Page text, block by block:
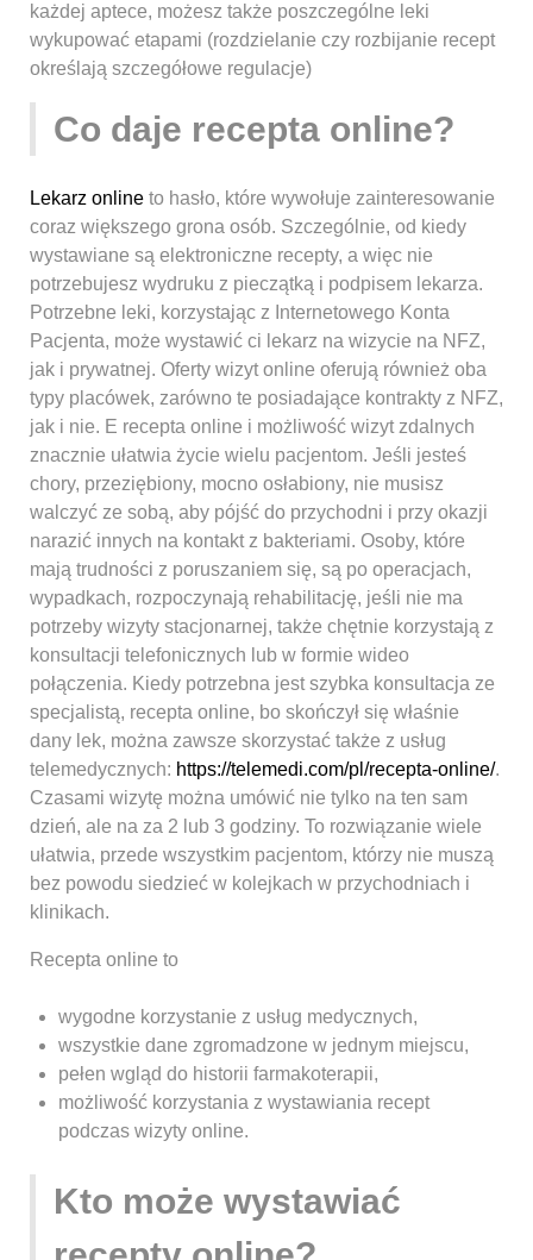
każdej aptece, możesz także poszczególne leki
wykupować etapami (rozdzielanie czy rozbijanie recept
określają szczegółowe regulacje)
Co daje recepta online?
Lekarz online to hasło, które wywołuje zainteresowanie
coraz większego grona osób. Szczególnie, od kiedy
wystawiane są elektroniczne recepty, a więc nie
potrzebujesz wydruku z pieczątką i podpisem lekarza.
Potrzebne leki, korzystając z Internetowego Konta
Pacjenta, może wystawić ci lekarz na wizycie na NFZ,
jak i prywatnej. Oferty wizyt online oferują również oba
typy placówek, zarówno te posiadające kontrakty z NFZ,
jak i nie. E recepta online i możliwość wizyt zdalnych
znacznie ułatwia życie wielu pacjentom. Jeśli jesteś
chory, przeziębiony, mocno osłabiony, nie musisz
walczyć ze sobą, aby pójść do przychodni i przy okazji
narazić innych na kontakt z bakteriami. Osoby, które
mają trudności z poruszaniem się, są po operacjach,
wypadkach, rozpoczynają rehabilitację, jeśli nie ma
potrzeby wizyty stacjonarnej, także chętnie korzystają z
konsultacji telefonicznych lub w formie wideo
połączenia. Kiedy potrzebna jest szybka konsultacja ze
specjalistą, recepta online, bo skończył się właśnie
dany lek, można zawsze skorzystać także z usług
telemedycznych: https://telemedi.com/pl/recepta-online/.
Czasami wizytę można umówić nie tylko na ten sam
dzień, ale na za 2 lub 3 godziny. To rozwiązanie wiele
ułatwia, przede wszystkim pacjentom, którzy nie muszą
bez powodu siedzieć w kolejkach w przychodniach i
klinikach.
Recepta online to
wygodne korzystanie z usług medycznych,
wszystkie dane zgromadzone w jednym miejscu,
pełen wgląd do historii farmakoterapii,
możliwość korzystania z wystawiania recept
podczas wizyty online.
Kto może wystawiać